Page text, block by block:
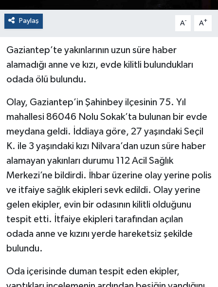
Paylaş A- A+
Gaziantep’te yakınlarının uzun süre haber
alamadığı anne ve kızı, evde kilitli bulundukları
odada ölü bulundu.
Olay, Gaziantep’in Şahinbey ilçesinin 75. Yıl
mahallesi 86046 Nolu Sokak’ta bulunan bir evde
meydana geldi. İddiaya göre, 27 yaşındaki Seçil
K. ile 3 yaşındaki kızı Nilvara’dan uzun süre haber
alamayan yakınları durumu 112 Acil Sağlık
Merkezi’ne bildirdi. İhbar üzerine olay yerine polis
ve itfaiye sağlık ekipleri sevk edildi. Olay yerine
gelen ekipler, evin bir odasının kilitli olduğunu
tespit etti. İtfaiye ekipleri tarafından açılan
odada anne ve kızını yerde hareketsiz şekilde
bulundu.
Oda içerisinde duman tespit eden ekipler,